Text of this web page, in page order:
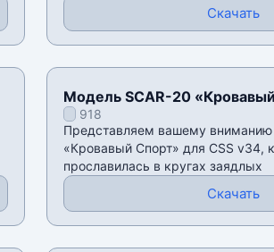
Скачать
Модель SCAR-20
v34918
Представляем вашему вниманию
«Кровавый Спорт» для CSS v34,
прославилась в кругах заядлых
Скачать